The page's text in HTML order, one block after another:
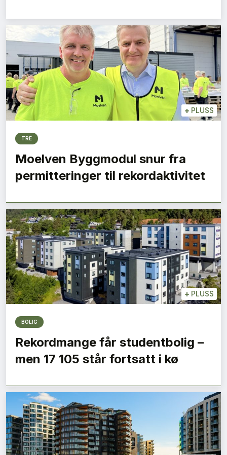
+ PLUSS
TRE
Moelven Byggmodul snur fra
permitteringer til rekordaktivitet
+ PLUSS
BOLIG
Rekordmange får studentbolig –
men 17 105 står fortsatt i kø